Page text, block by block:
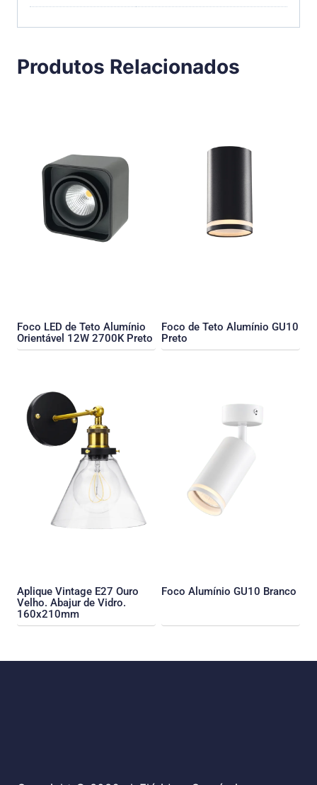
Produtos Relacionados
Foco LED de Teto Alumínio
Orientável 12W 2700K Preto
Foco de Teto Alumínio GU10
Preto
Aplique Vintage E27 Ouro
Velho. Abajur de Vidro.
160x210mm
Foco Alumínio GU10 Branco